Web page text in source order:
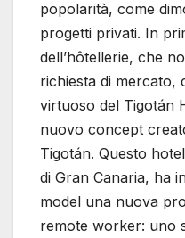
popolarità, come
progetti privati. In
dell’hôtellerie, che
richiesta di mercato,
virtuoso del Tigotán
nuovo concept
Tigotán. Questo
di Gran Canaria, ha
model una nuova
remote worker: uno